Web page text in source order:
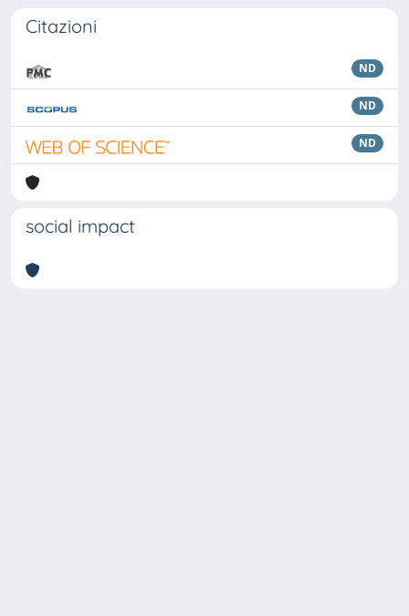
Citazioni
ND
ND
ND
social impact